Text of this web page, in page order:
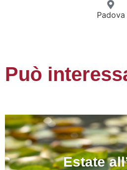
Padova
Può
Estate